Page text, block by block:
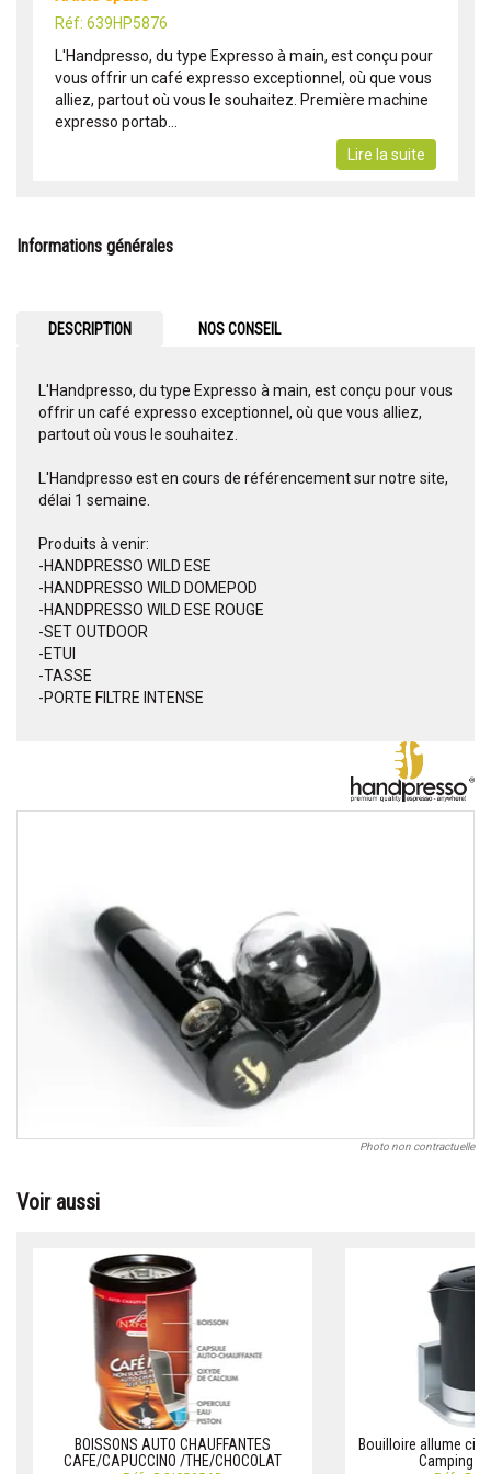
Réf: 639HP5876
L'Handpresso, du type Expresso à main, est conçu pour
vous offrir un café expresso exceptionnel, où que vous
alliez, partout où vous le souhaitez. Première machine
expresso portab...
Lire la suite
Informations générales
DESCRIPTION NOS CONSEIL
L'Handpresso, du type Expresso à main, est conçu pour vous
offrir un café expresso exceptionnel, où que vous alliez,
partout où vous le souhaitez.
L'Handpresso est en cours de référencement sur notre site,
délai 1 semaine.
Produits à venir:
-HANDPRESSO WILD ESE
-HANDPRESSO WILD DOMEPOD
-HANDPRESSO WILD ESE ROUGE
-SET OUTDOOR
-ETUI
-TASSE
-PORTE FILTRE INTENSE
Photo non contractuelle
Voir aussi
BOISSONS AUTO CHAUFFANTES
CAFE/CAPUCCINO /THE/CHOCOLAT
Bouilloire allume
Camping-